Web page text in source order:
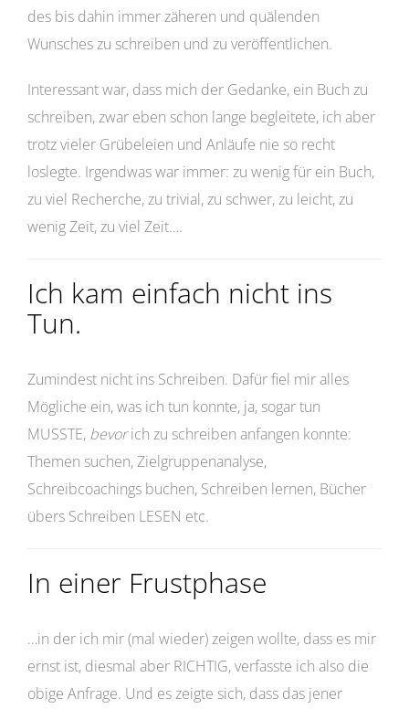
des bis dahin immer zäheren und quälenden
Wunsches zu schreiben und zu veröffentlichen.
Interessant war, dass mich der Gedanke, ein Buch zu
schreiben, zwar eben schon lange begleitete, ich aber
trotz vieler Grübeleien und Anläufe nie so recht
loslegte. Irgendwas war immer: zu wenig für ein Buch,
zu viel Recherche, zu trivial, zu schwer, zu leicht, zu
wenig Zeit, zu viel Zeit….
Ich kam einfach nicht ins
Tun.
Zumindest nicht ins Schreiben. Dafür fiel mir alles
Mögliche ein, was ich tun konnte, ja, sogar tun
MUSSTE, bevorich zu schreiben anfangen konnte:
Themen suchen, Zielgruppenanalyse,
Schreibcoachings buchen, Schreiben lernen, Bücher
übers Schreiben LESEN etc.
In einer Frustphase
…in der ich mir (mal wieder) zeigen wollte, dass es mir
ernst ist, diesmal aber RICHTIG, verfasste ich also die
obige Anfrage. Und es zeigte sich, dass das jener